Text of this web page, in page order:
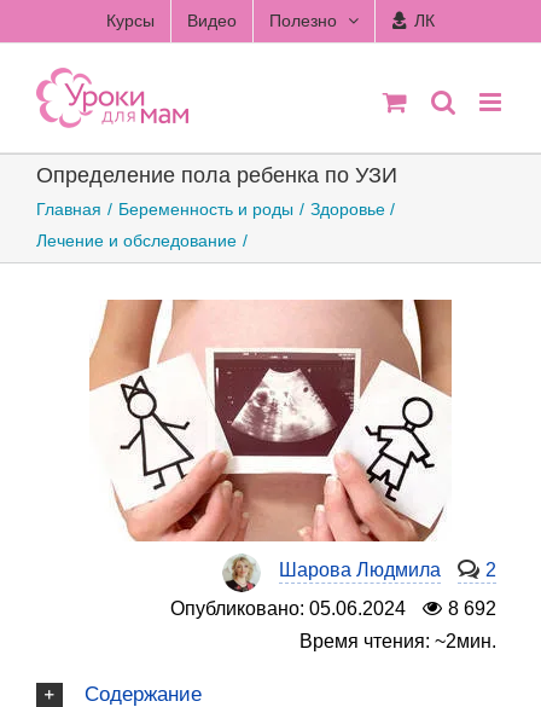
to
content
Курсы Видео Полезно ЛК
Определение пола ребенка по УЗИ
Главная Беременность и роды
Здоровье
Лечение и обследование
Шарова Людмила
2
Опубликовано: 05.06.2024
8 692
Время чтения: ~2мин.
Содержание